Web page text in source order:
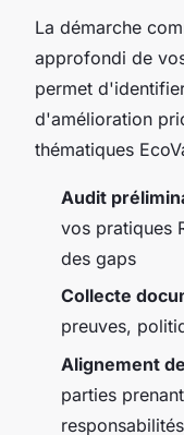
La démarche
approfondi de
permet
d'amélioration
thématiques
Audit
vos pratiques
des gaps
Collecte
preuves,
Alignement
parties
responsabilités